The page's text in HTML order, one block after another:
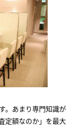
。あまり専門知識が
定額なのか」を最大